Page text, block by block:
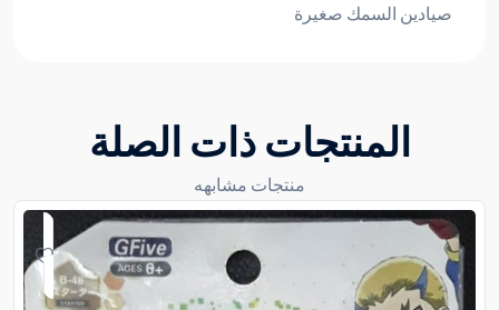
صيادين السمك صغيرة
المنتجات ذات الصلة
منتجات مشابهه